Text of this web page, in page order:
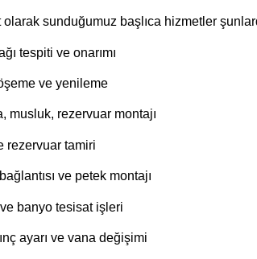
sunduğumuz başlıca hizmetler
tespiti ve onarımı
ve yenileme
musluk, rezervuar montajı
rezervuar tamiri
ve petek montajı
banyo tesisat işleri
ayarı ve vana değişimi